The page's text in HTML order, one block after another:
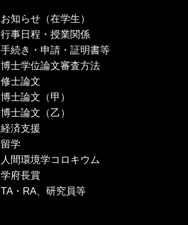
お知らせ（在学生）
行事日程・授業関係
手続き・申請・証明書等
博士学位論文審査方法
修士論文
博士論文（甲）
博士論文（乙）
経済支援
留学
人間環境学コロキウム
学府長賞
TA・RA、研究員等